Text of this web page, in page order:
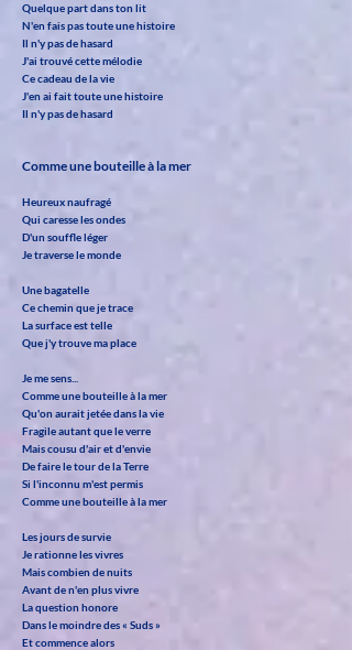
Quelque part dans ton lit
N'en fais pas toute une histoire
Il n'y pas de hasard
J'ai trouvé cette mélodie
Ce cadeau de la vie
J'en ai fait toute une histoire
Il n'y pas de hasard
Comme une bouteille à la mer
Heureux naufragé
Qui caresse les ondes
D'un souffle léger
Je traverse le monde
Une bagatelle
Ce chemin que je trace
La surface est telle
Que j'y trouve ma place
Je me sens...
Comme une bouteille à la mer
Qu'on aurait jetée dans la vie
Fragile autant que le verre
Mais cousu d'air et d'envie
De faire le tour de la Terre
Si l'inconnu m'est permis
Comme une bouteille à la mer
Les jours de survie
Je rationne les vivres
Mais combien de nuits
Avant de n'en plus vivre
La question honore
Dans le moindre des « Suds »
Et commence alors